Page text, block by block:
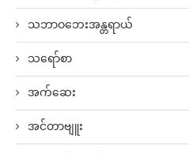
သဘာဝဘေးအန္တရာယ်
သရော်စာ
အက်ဆေး
အင်တာဗျူး